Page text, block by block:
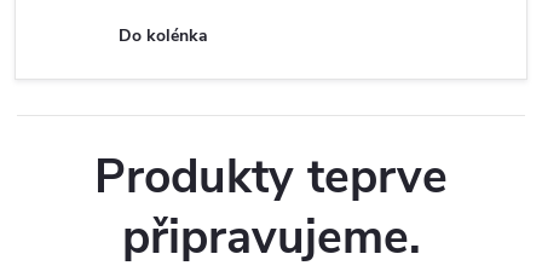
Do kolénka
Produkty teprve
připravujeme.